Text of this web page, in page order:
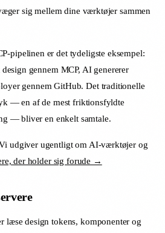
sig mellem dine værktøjer sammen
pipelinen er det tydeligste eksempel:
gennem MCP, AI genererer
gennem GitHub. Det traditionelle
— en af de mest friktionsfyldte
— bliver en enkelt samtale.
udgiver ugentligt om AI-værktøjer og
der holder sig forude →
læse design tokens, komponenter og